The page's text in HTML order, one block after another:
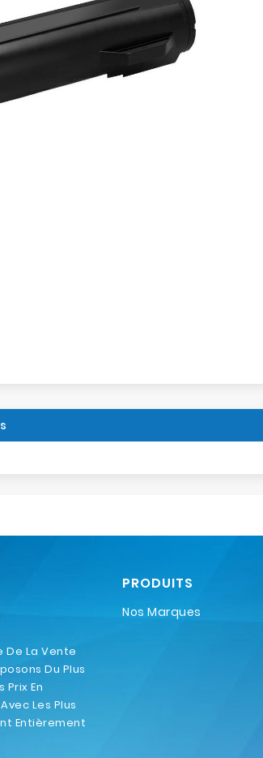
De La Vente
Du Plus
Prix En
Les Plus
Entièrement
PRODUITS
Nos Marques